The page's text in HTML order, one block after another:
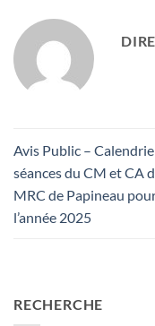
Avis Public –
séances du CM et CA
MRC de Papineau
l’année 2025
RECHERCHE